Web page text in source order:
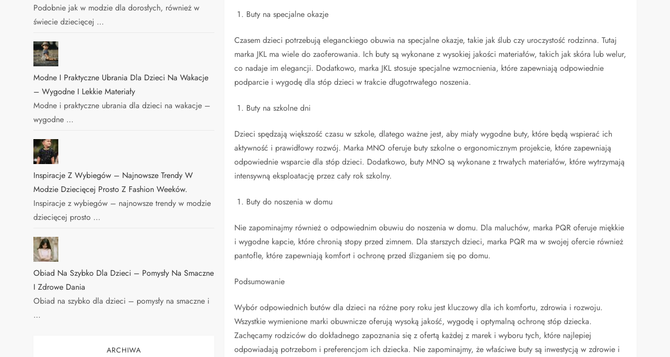
Buty na specjalne okazje
Czasem dzieci potrzebują eleganckiego obuwia na specjalne okazje, takie jak ślub czy uroczystość rodzinna. Tutaj
marka JKL ma wiele do zaoferowania. Ich buty są wykonane z wysokiej jakości materiałów, takich jak skóra lub welur,
co nadaje im elegancji. Dodatkowo, marka JKL stosuje specjalne wzmocnienia, które zapewniają odpowiednie
podparcie i wygodę dla stóp dzieci w trakcie długotrwałego noszenia.
Buty na szkolne dni
Dzieci spędzają większość czasu w szkole, dlatego ważne jest, aby miały wygodne buty, które będą wspierać ich
aktywność i prawidłowy rozwój. Marka MNO oferuje buty szkolne o ergonomicznym projekcie, które zapewniają
odpowiednie wsparcie dla stóp dzieci. Dodatkowo, buty MNO są wykonane z trwałych materiałów, które wytrzymają
intensywną eksploatację przez cały rok szkolny.
Buty do noszenia w domu
Nie zapominajmy również o odpowiednim obuwiu do noszenia w domu. Dla maluchów, marka PQR oferuje miękkie
i wygodne kapcie, które chronią stopy przed zimnem. Dla starszych dzieci, marka PQR ma w swojej ofercie również
pantofle, które zapewniają komfort i ochronę przed ślizganiem się po domu.
Podsumowanie
Wybór odpowiednich butów dla dzieci na różne pory roku jest kluczowy dla ich komfortu, zdrowia i rozwoju.
Wszystkie wymienione marki obuwnicze oferują wysoką jakość, wygodę i optymalną ochronę stóp dziecka.
Zachęcamy rodziców do dokładnego zapoznania się z ofertą każdej z marek i wyboru tych, które najlepiej
odpowiadają potrzebom i preferencjom ich dziecka. Nie zapominajmy, że właściwe buty są inwestycją w zdrowie i
Podobnie jak w modzie dla dorosłych, również w
świecie dziecięcej …
Modne I Praktyczne Ubrania Dla Dzieci Na Wakacje
– Wygodne I Lekkie Materiały
Modne i praktyczne ubrania dla dzieci na wakacje –
wygodne …
Inspiracje Z Wybiegów – Najnowsze Trendy W
Modzie Dziecięcej Prosto Z Fashion Weeków.
Inspiracje z wybiegów – najnowsze trendy w modzie
dziecięcej prosto …
Obiad Na Szybko Dla Dzieci – Pomysły Na Smaczne
I Zdrowe Dania
Obiad na szybko dla dzieci – pomysły na smaczne i
…
ARCHIWA